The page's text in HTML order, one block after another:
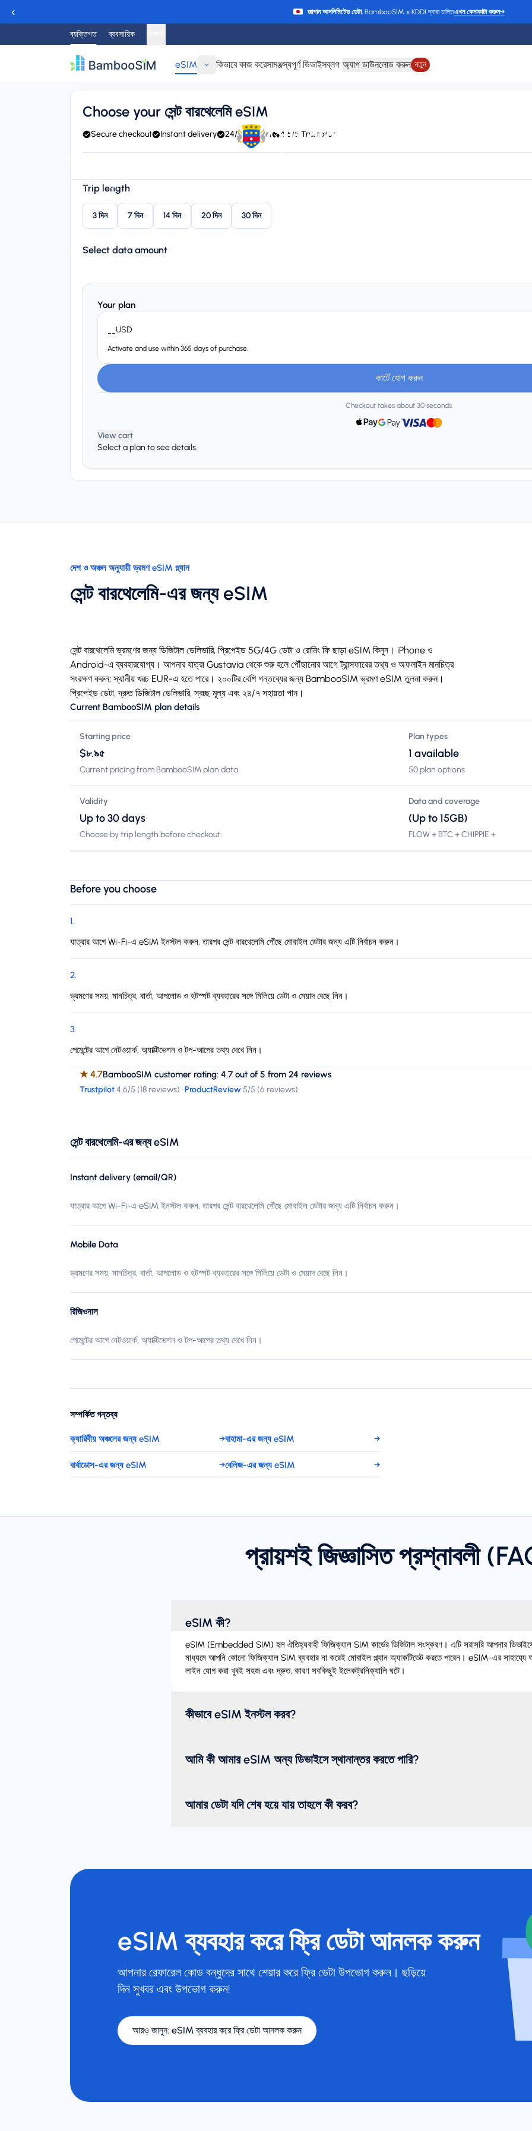
‹ জাপান আনলিমিটেড ডেটা, BambooSIM x KDDI দ্বারা চালিতএখন কেনাকাটা করুন→
ব্যক্তিগত ব্যবসায়িক
eSIM কিভাবে কাজ করেসামঞ্জস্যপূর্ণ ডিভাইসব্লগ অ্যাপ ডাউনলোড করুন নতুন
সেন্ট বারথেলেমি-এর জন্য
Starting price
$৮.৯৫
Choose your সেন্ট বারথেলেমি eSIM
Secure checkout Instant delivery 24/7 support 4.6/5 Trustpilot
Trip length
3 দিন 7 দিন 14 দিন 20 দিন 30 দিন
Select data amount
Your plan
--USD
Activate and use within 365 days of purchase.
কার্টে যোগ করুন
Checkout takes about 30 seconds.
View cart
Select a plan to see details.
দেশ ও অঞ্চল অনুযায়ী ভ্রমণ eSIM প্ল্যান
সেন্ট বারথেলেমি-এর জন্য eSIM
সেন্ট বারথেলেমি ভ্রমণের জন্য ডিজিটাল ডেলিভারি, প্রিপেইড 5G/4G ডেটা ও রোমিং ফি ছাড়া eSIM কিনুন। iPhone ও
Android-এ ব্যবহারযোগ্য। আপনার যাত্রা Gustavia থেকে শুরু হলে পৌঁছানোর আগে ট্রান্সফারের তথ্য ও অফলাইন মানচিত্র
সংরক্ষণ করুন; স্থানীয় খরচ EUR-এ হতে পারে। ২০০টির বেশি গন্তব্যের জন্য BambooSIM ভ্রমণ eSIM তুলনা করুন।
প্রিপেইড ডেটা, দ্রুত ডিজিটাল ডেলিভারি, স্বচ্ছ মূল্য এবং ২৪/৭ সহায়তা পান।
Current BambooSIM plan details
Starting price
$৮.৯৫
Current pricing from BambooSIM plan data.
Plan types
1 available
50 plan options
Validity
Up to 30 days
Choose by trip length before checkout.
Data and coverage
(Up to 15GB)
FLOW + BTC + CHIPPIE +
Before you choose
1.
যাত্রার আগে Wi-Fi-এ eSIM ইনস্টল করুন, তারপর সেন্ট বারথেলেমি পৌঁছে মোবাইল ডেটার জন্য এটি নির্বাচন করুন।
2.
ভ্রমণের সময়, মানচিত্র, বার্তা, আপলোড ও হটস্পট ব্যবহারের সঙ্গে মিলিয়ে ডেটা ও মেয়াদ বেছে নিন।
3.
পেমেন্টের আগে নেটওয়ার্ক, অ্যাক্টিভেশন ও টপ-আপের তথ্য দেখে নিন।
★4.7BambooSIM customer rating: 4.7 out of 5 from 24 reviews
Trustpilot4.6/5 (18 reviews) ·ProductReview5/5 (6 reviews)
সেন্ট বারথেলেমি-এর জন্য eSIM
Instant delivery (email/QR)
যাত্রার আগে Wi-Fi-এ eSIM ইনস্টল করুন, তারপর সেন্ট বারথেলেমি পৌঁছে মোবাইল ডেটার জন্য এটি নির্বাচন করুন।
Mobile Data
ভ্রমণের সময়, মানচিত্র, বার্তা, আপলোড ও হটস্পট ব্যবহারের সঙ্গে মিলিয়ে ডেটা ও মেয়াদ বেছে নিন।
রিজিওনাল
পেমেন্টের আগে নেটওয়ার্ক, অ্যাক্টিভেশন ও টপ-আপের তথ্য দেখে নিন।
সম্পর্কিত গন্তব্য
ক্যারিবীয় অঞ্চলের জন্য eSIM →বাহামা-এর জন্য eSIM →
বার্বাডোস-এর জন্য eSIM →বেলিজ-এর জন্য eSIM →
প্রায়শই জিজ্ঞাসিত প্রশ্নাবলী
eSIM কী?
eSIM (Embedded SIM) হল ঐতিহ্যবাহী ফিজিক্যাল SIM কার্ডের ডিজিটাল সংস্করণ। এটি সরাসরি আপনার
মাধ্যমে আপনি কোনো ফিজিক্যাল SIM ব্যবহার না করেই মোবাইল প্ল্যান অ্যাকটিভেট করতে পারেন। eSIM-এর সাহায্যে
লাইন যোগ করা খুবই সহজ এবং দ্রুত, কারণ সবকিছুই ইলেকট্রনিক্যালি ঘটে।
কীভাবে eSIM ইনস্টল করব?
আমি কী আমার eSIM অন্য ডিভাইসে স্থানান্তর করতে পারি?
আমার ডেটা যদি শেষ হয়ে যায় তাহলে কী করব?
eSIM ব্যবহার করে ফ্রি ডেটা আনলক করুন
আপনার রেফারেল কোড বন্ধুদের সাথে শেয়ার করে ফ্রি ডেটা উপভোগ করুন। ছড়িয়ে
দিন সুখবর এবং উপভোগ করুন!
আরও জানুন: eSIM ব্যবহার করে ফ্রি ডেটা আনলক করুন